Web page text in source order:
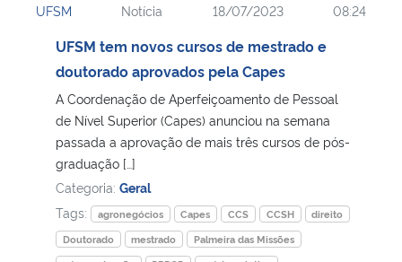
UFSM Notícia 18/07/2023 08:24
UFSM tem novos cursos de mestrado e
doutorado aprovados pela Capes
A Coordenação de Aperfeiçoamento de Pessoal
de Nível Superior (Capes) anunciou na semana
passada a aprovação de mais três cursos de pós-
graduação […]
Categoria: Geral
Tags:
agronegócios Capes CCS CCSH
direito
Doutorado
mestrado
Palmeira das Missões